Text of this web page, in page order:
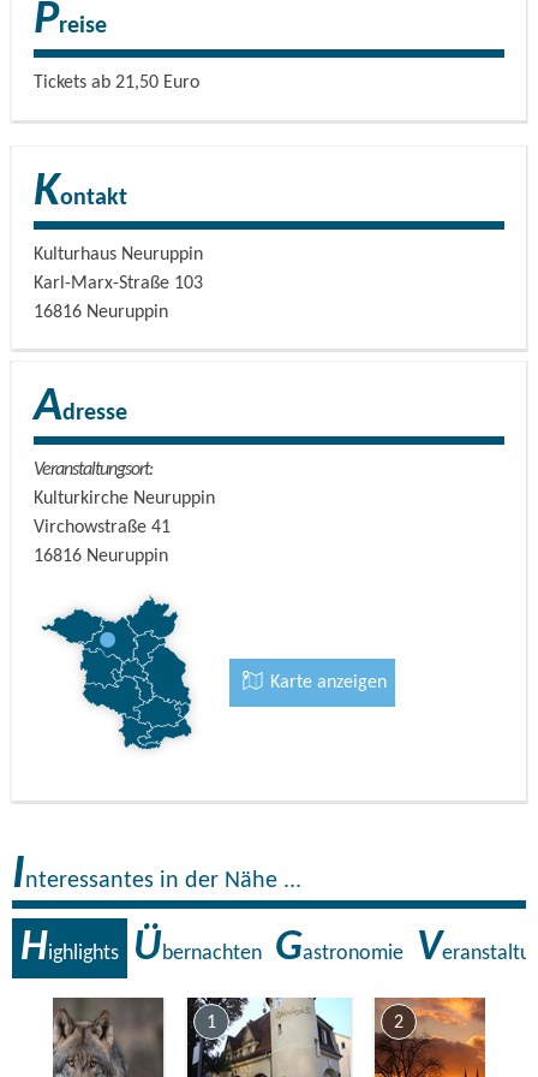
gesungen.
Preise
Tickets ab 21,50 Euro
Kontakt
Kulturhaus Neuruppin
Karl-Marx-Straße 103
16816 Neuruppin
Adresse
Veranstaltungsort:
Kulturkirche Neuruppin
Virchowstraße 41
16816 Neuruppin
Karte anzeigen
Interessantes in der Nähe ...
Highlights Übernachten Gastronomie V
1 2